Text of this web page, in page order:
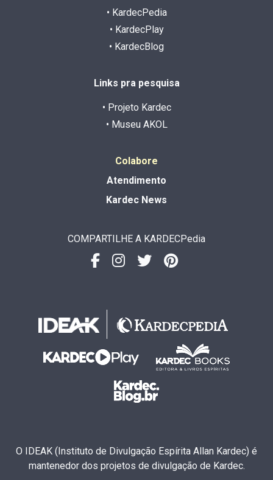
• KardecPedia
• KardecPlay
• KardecBlog
Links pra pesquisa
• Projeto Kardec
• Museu AKOL
Colabore
Atendimento
Kardec News
COMPARTILHE A KARDECPedia
O IDEAK (Instituto de Divulgação Espírita Allan Kardec) é
mantenedor dos projetos de divulgação de Kardec.